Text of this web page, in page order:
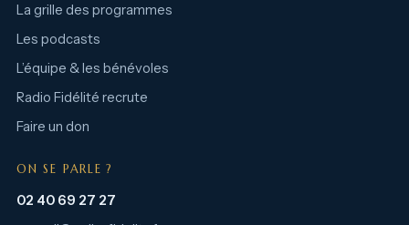
La grille des programmes
Les podcasts
L’équipe & les bénévoles
Radio Fidélité recrute
Faire un don
ON SE PARLE ?
02 40 69 27 27